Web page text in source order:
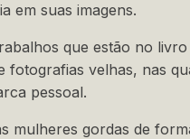
em suas imagens.
que estão no
fotografias velhas, nas
pessoal.
mulheres gordas de